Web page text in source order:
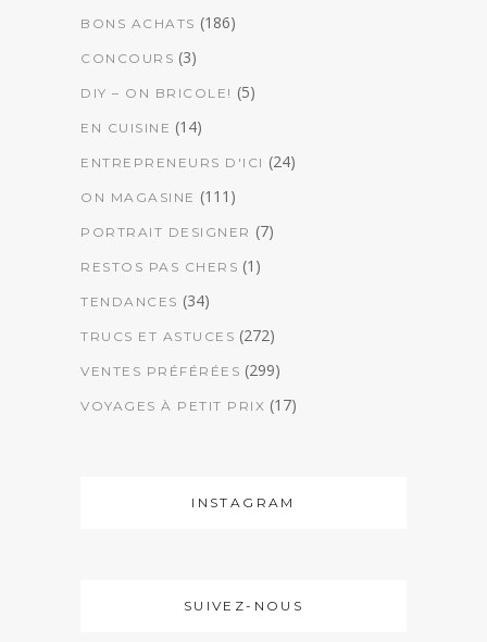
BONS ACHATS (186)
CONCOURS (3)
DIY – ON BRICOLE! (5)
EN CUISINE (14)
ENTREPRENEURS D'ICI (24)
ON MAGASINE (111)
PORTRAIT DESIGNER (7)
RESTOS PAS CHERS (1)
TENDANCES (34)
TRUCS ET ASTUCES (272)
VENTES PRÉFÉRÉES (299)
VOYAGES À PETIT PRIX (17)
INSTAGRAM
SUIVEZ-NOUS